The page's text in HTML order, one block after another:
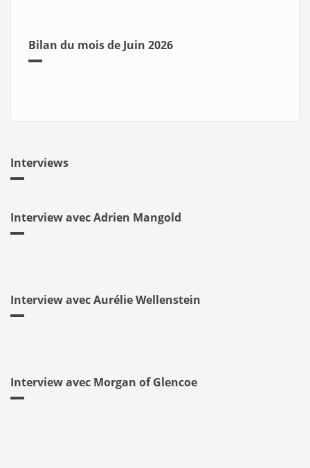
Bilan du mois de Juin 2026
Interviews
Interview avec Adrien Mangold
Interview avec Aurélie Wellenstein
Interview avec Morgan of Glencoe